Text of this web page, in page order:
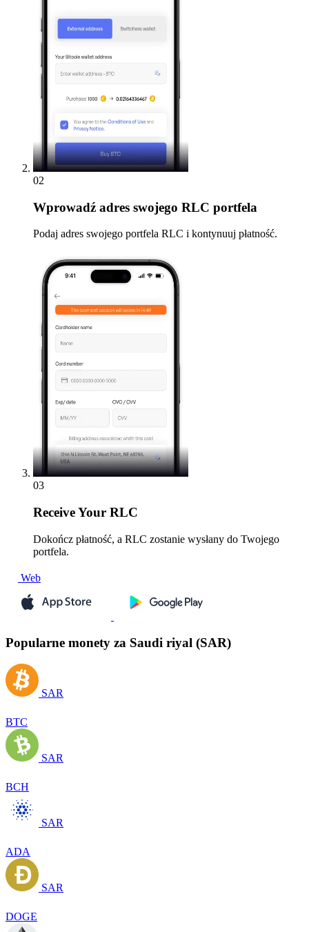
02
Wprowadź adres swojego RLC portfela
Podaj adres swojego portfela RLC i kontynuuj płatność.
03
ReceiveYour RLC
Dokończ płatność, a RLC zostanie wysłany do Twojego
portfela.
Web
Popularne monety za Saudi riyal (SAR)
SAR
BTC
SAR
BCH
SAR
ADA
SAR
DOGE